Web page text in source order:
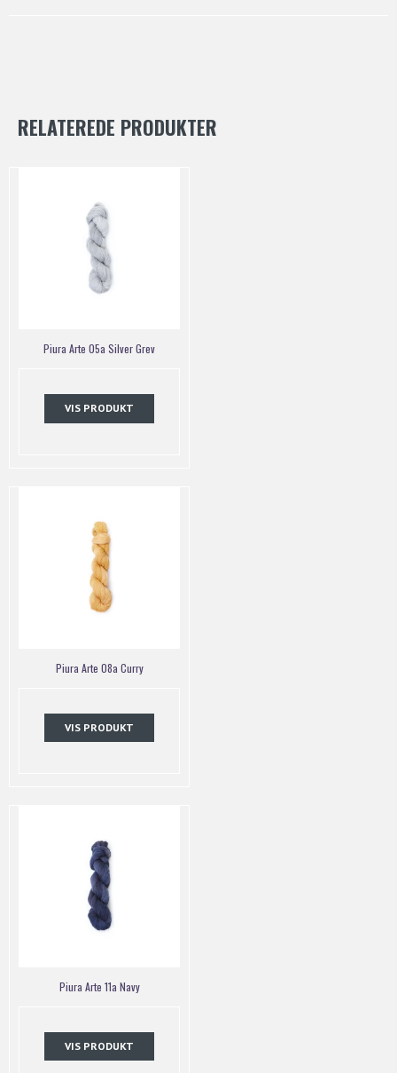
RELATEREDE PRODUKTER
Piura Arte 05a Silver Grev
VIS PRODUKT
Piura Arte 08a Curry
VIS PRODUKT
Piura Arte 11a Navy
VIS PRODUKT